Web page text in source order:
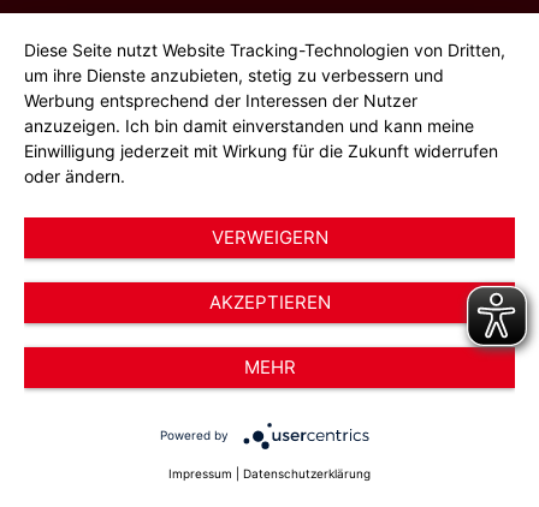
Hinweisgeber*innensystem
Cookie-Einstellungen
© 2026 AWO Düsseldorf – Arbeiterwohlfahrt e.V.
Diese Seite nutzt Website Tracking-Technologien von Dritten,
um ihre Dienste anzubieten, stetig zu verbessern und
Werbung entsprechend der Interessen der Nutzer
anzuzeigen. Ich bin damit einverstanden und kann meine
Einwilligung jederzeit mit Wirkung für die Zukunft widerrufen
oder ändern.
VERWEIGERN
AKZEPTIEREN
MEHR
Powered by
Impressum Datenschutzerklärung